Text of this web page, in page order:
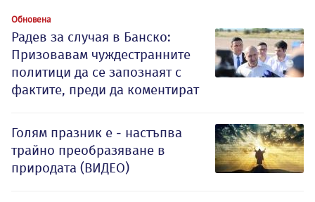
Обновена
Радев за случая в Банско:
Призовавам чуждестранните
политици да се запознаят с
фактите, преди да коментират
Голям празник е - настъпва
трайно преобразяване в
природата (ВИДЕО)